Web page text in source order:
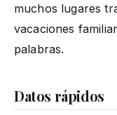
muchos lugares
vacaciones
palabras.
Datos rápidos